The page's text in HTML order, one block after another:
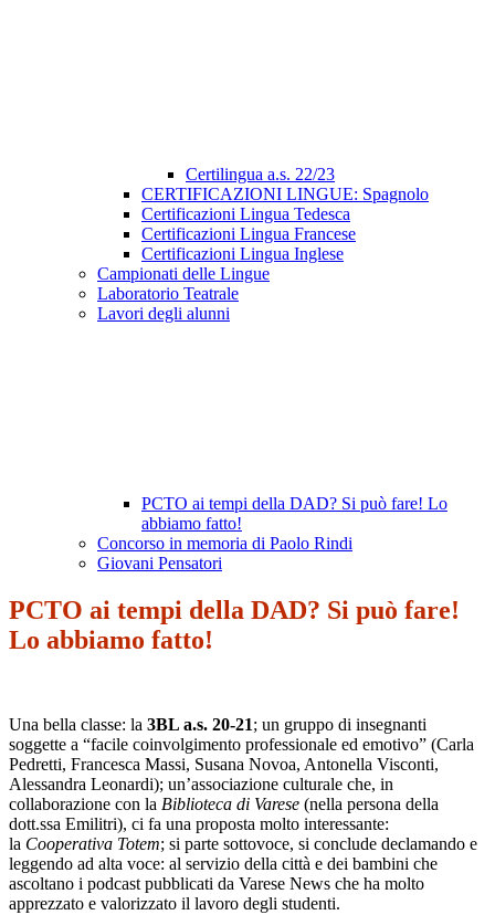
Certilingua a.s. 22/23
CERTIFICAZIONI LINGUE: Spagnolo
Certificazioni Lingua Tedesca
Certificazioni Lingua Francese
Certificazioni Lingua Inglese
Campionati delle Lingue
Laboratorio Teatrale
Lavori degli alunni
PCTO ai tempi della DAD? Si può fare! Lo
abbiamo fatto!
Concorso in memoria di Paolo Rindi
Giovani Pensatori
PCTO ai tempi della DAD? Si può fare!
Lo abbiamo fatto!
Una bella classe: la 3BL a.s. 20-21; un gruppo di insegnanti
soggette a “facile coinvolgimento professionale ed emotivo” (Carla
Pedretti, Francesca Massi, Susana Novoa, Antonella Visconti,
Alessandra Leonardi); un’associazione culturale che, in
collaborazione con la Biblioteca di Varese (nella persona della
dott.ssa Emilitri), ci fa una proposta molto interessante:
la Cooperativa Totem; si parte sottovoce, si conclude declamando e
leggendo ad alta voce: al servizio della città e dei bambini che
ascoltano i podcast pubblicati da Varese News che ha molto
apprezzato e valorizzato il lavoro degli studenti.